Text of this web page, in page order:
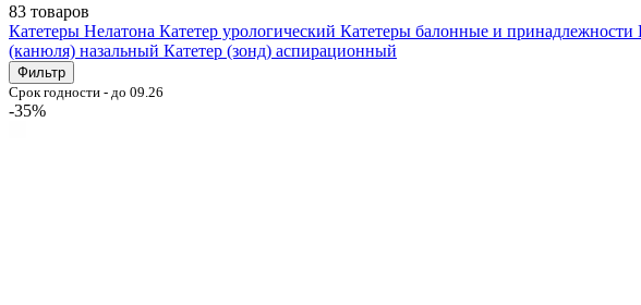
83 товаров
Катетеры Нелатона Катетер урологический Катетеры балонные и принадлежности
(канюля) назальный Катетер (зонд) аспирационный
Фильтр
Срок годности - до 09.26
-35%